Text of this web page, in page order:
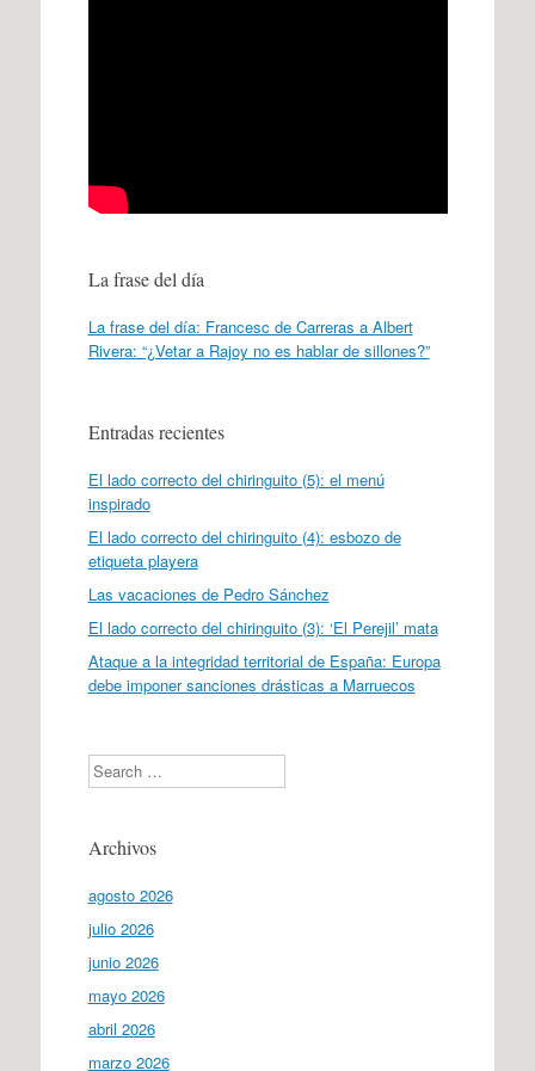
La frase del día
La frase del día: Francesc de Carreras a Albert
Rivera: “¿Vetar a Rajoy no es hablar de sillones?”
Entradas recientes
El lado correcto del chiringuito (5): el menú
inspirado
El lado correcto del chiringuito (4): esbozo de
etiqueta playera
Las vacaciones de Pedro Sánchez
El lado correcto del chiringuito (3): ‘El Perejil’ mata
Ataque a la integridad territorial de España: Europa
debe imponer sanciones drásticas a Marruecos
Search
Archivos
agosto 2026
julio 2026
junio 2026
mayo 2026
abril 2026
marzo 2026